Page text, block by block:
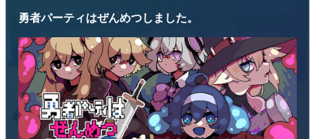
勇者パーティはぜんめつしました。